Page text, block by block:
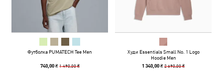
Футболка PUMATECH Tee Men
740,00 ₴ 1 490,00 ₴
Худи Essentials Small No. 1 Logo
Hoodie Men
1 340,00 ₴2 690,00 ₴